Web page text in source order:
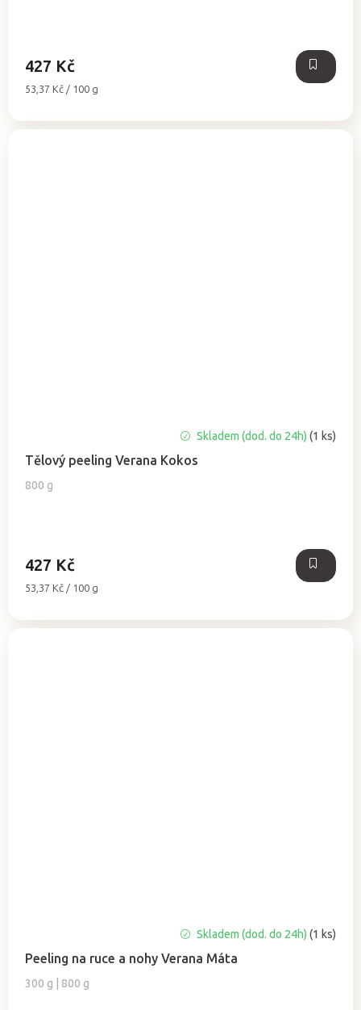
427 Kč
Měrná
53,37 Kč / 100 g
Tělový peeling Verana Kokos
800 g
Skladem (dod. do 24h) (1 ks)
427 Kč
Měrná
53,37 Kč / 100 g
Peeling na ruce a nohy Verana Máta
300 g | 800 g
Skladem (dod. do 24h) (1 ks)